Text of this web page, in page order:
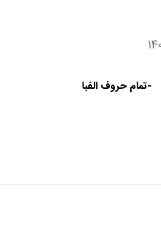
-تمام حروف الفبا